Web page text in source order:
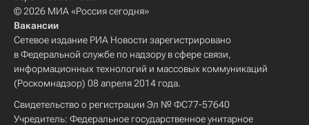
© 2026 МИА «Россия сегодня»
Вакансии
Сетевое издание РИА Новости зарегистрировано
в Федеральной службе по надзору в сфере связи,
информационных технологий и массовых коммуникаций
(Роскомнадзор) 08 апреля 2014 года.
Свидетельство о регистрации Эл № ФС77-57640
Учредитель: Федеральное государственное унитарное